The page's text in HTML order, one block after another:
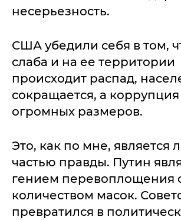
несерьезность.
США убедили себя в том,
слаба и на ее территории
происходит распад,
сокращается, а коррупция
огромных размеров.
Это, как по мне, является
частью правды. Путин
гением перевоплощения
количеством масок.
превратился в